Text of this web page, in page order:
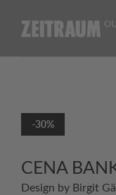
-30%
CENA
Design by Birgit